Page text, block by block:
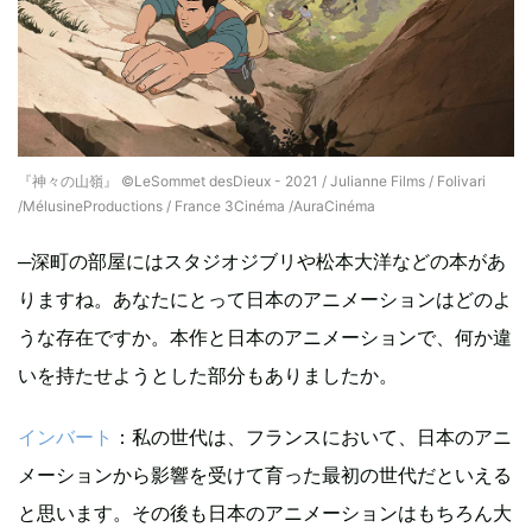
『神々の山嶺』 ©LeSommet desDieux - 2021 / Julianne Films / Folivari
/MélusineProductions / France 3Cinéma /AuraCinéma
─深町の部屋にはスタジオジブリや松本大洋などの本があ
りますね。あなたにとって日本のアニメーションはどのよ
うな存在ですか。本作と日本のアニメーションで、何か違
いを持たせようとした部分もありましたか。
インバート ：私の世代は、フランスにおいて、日本のアニ
メーションから影響を受けて育った最初の世代だといえる
と思います。その後も日本のアニメーションはもちろん大